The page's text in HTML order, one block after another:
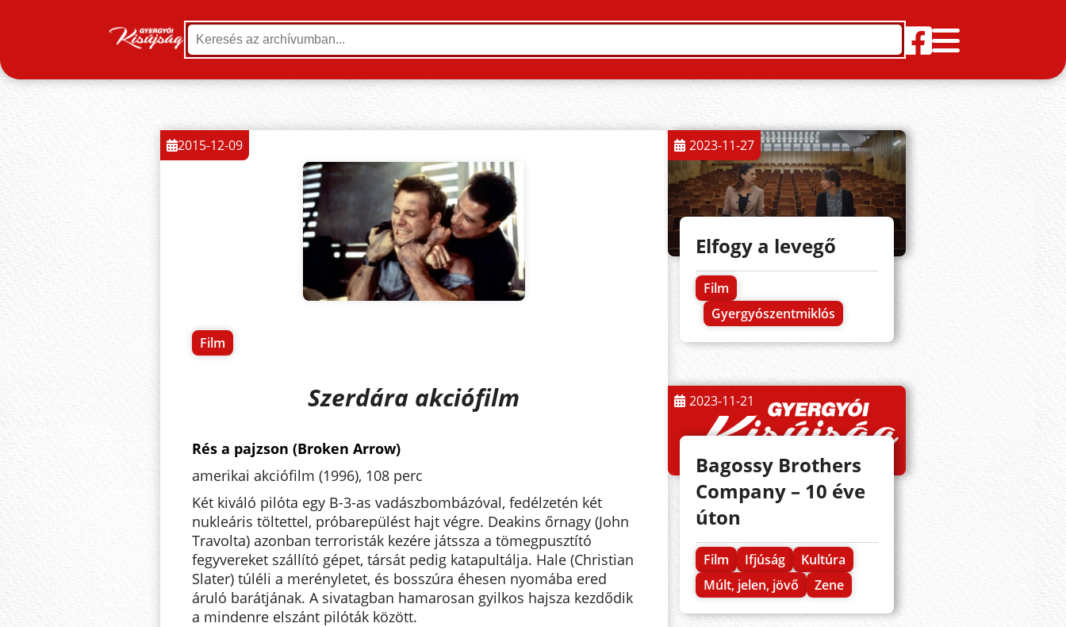
Film
2015-12-09
Szerdára akciófilm
Rés a pajzson (Broken Arrow)
amerikai akciófilm (1996), 108 perc
Két kiváló pilóta egy B-3-as vadászbombázóval, fedélzetén két
nukleáris töltettel, próbarepülést hajt végre. Deakins őrnagy (John
Travolta) azonban terroristák kezére játssza a tömegpusztító
fegyvereket szállító gépet, társát pedig katapultálja. Hale (Christian
Slater) túléli a merényletet, és bosszúra éhesen nyomába ered
áruló barátjának. A sivatagban hamarosan gyilkos hajsza kezdődik
a mindenre elszánt pilóták között.
2023-11-27
Elfogy a levegő
Film
Gyergyószentmiklós
2023-11-21
Bagossy Brothers
Company – 10 éve
úton
Film Ifjúság
Kultúra
Múlt, jelen, jövő
Zene